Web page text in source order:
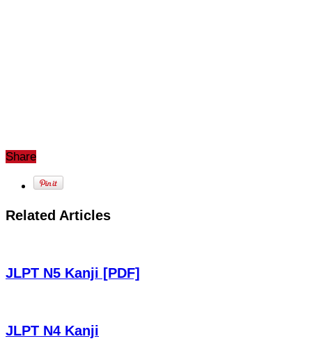
Share
Related Articles
JLPT N5 Kanji [PDF]
JLPT N4 Kanji